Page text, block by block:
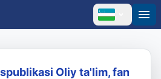
Oliy ta'lim, fan